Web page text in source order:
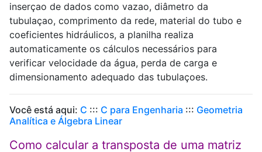
inserçao de dados como vazao, diâmetro da
tubulaçao, comprimento da rede, material do tubo e
coeficientes hidráulicos, a planilha realiza
automaticamente os cálculos necessários para
verificar velocidade da água, perda de carga e
dimensionamento adequado das tubulaçoes.
Você está aqui: C ::: C para Engenharia ::: Geometria
Analítica e Álgebra Linear
Como calcular a transposta de uma matriz